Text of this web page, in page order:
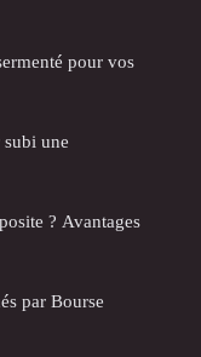
pour vos
une
? Avantages
par Bourse